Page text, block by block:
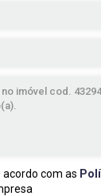
acordo com as